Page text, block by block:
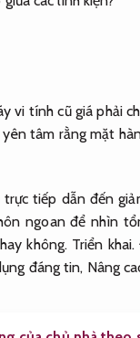
vi tính cũ giá phải
tâm rằng mặt
tiếp dẫn đến
ngoan để nhìn
không. Triển khai.
đáng tin, Nâng